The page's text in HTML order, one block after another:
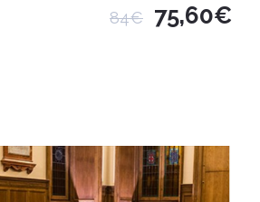
84€ 75,60€